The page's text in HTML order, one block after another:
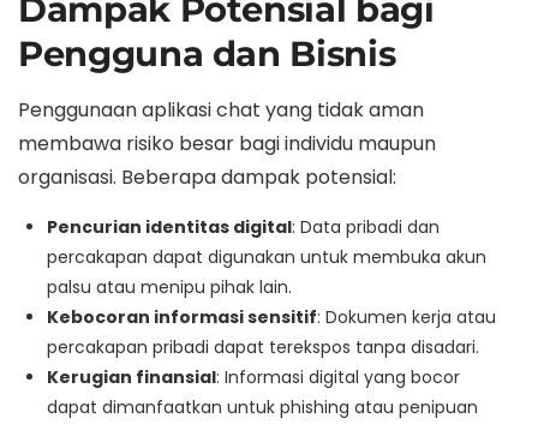
Dampak Potensial bagi
Pengguna dan Bisnis
Penggunaan aplikasi chat yang tidak aman
membawa risiko besar bagi individu maupun
organisasi. Beberapa dampak potensial:
Pencurian identitas digital: Data pribadi dan
percakapan dapat digunakan untuk membuka akun
palsu atau menipu pihak lain.
Kebocoran informasi sensitif: Dokumen kerja atau
percakapan pribadi dapat terekspos tanpa disadari.
Kerugian finansial: Informasi digital yang bocor
dapat dimanfaatkan untuk phishing atau penipuan